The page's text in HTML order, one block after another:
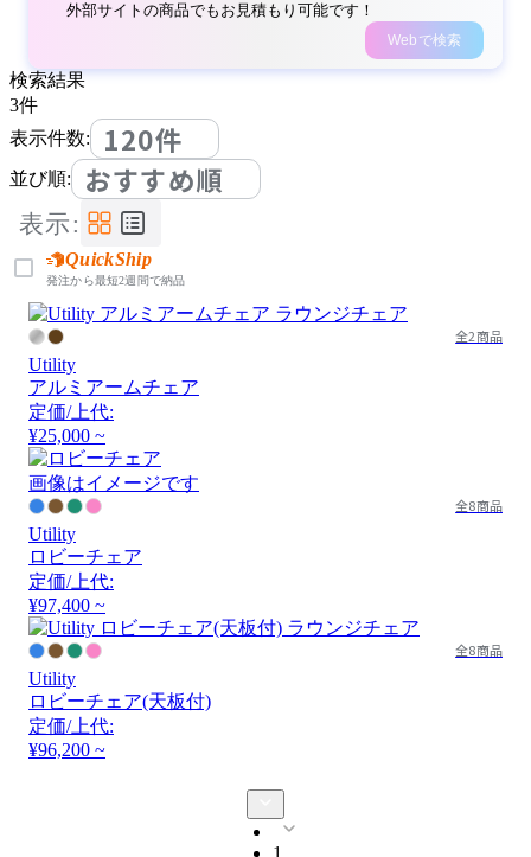
外部サイトの商品でもお見積もり可能です！
Webで検索
検索結果
3件
表示件数:
120件
並び順: おすすめ順
表示:
QuickShip
発注から最短2週間で納品
全2商品
Utility
アルミアームチェア
定価/上代:
¥25,000 ~
画像はイメージです
全8商品
Utility
ロビーチェア
定価/上代:
¥97,400 ~
全8商品
Utility
ロビーチェア(天板付)
定価/上代:
¥96,200 ~
1